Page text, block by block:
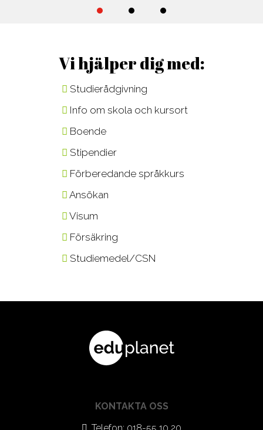
Vi hjälper dig med:
Studierådgivning
Info om skola och kursort
Boende
Stipendier
Förberedande språkkurs
Ansökan
Visum
Försäkring
Studiemedel/CSN
KONTAKTA OSS
Telefon: 018-55 10 20